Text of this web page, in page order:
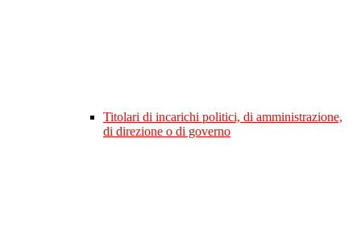
Titolari di incarichi politici, di amministrazione,
di direzione o di governo